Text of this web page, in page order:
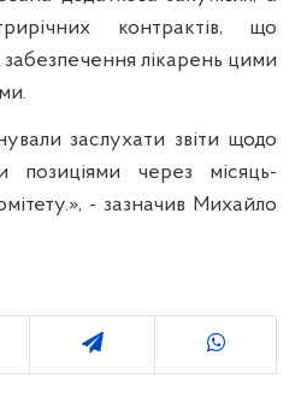
контрактів, що
забезпечення лікарень цими
заслухати звіти щодо
позиціями через місяць-
- зазначив Михайло